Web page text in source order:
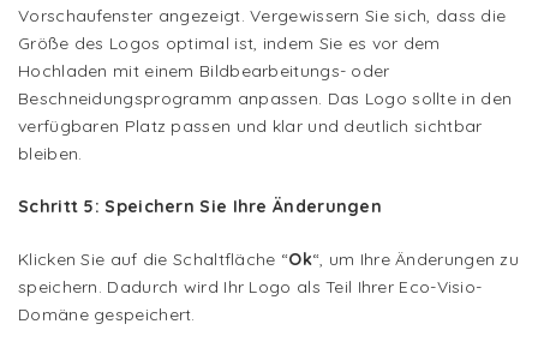
Vorschaufenster angezeigt. Vergewissern Sie sich, dass die
Größe des Logos optimal ist, indem Sie es vor dem
Hochladen mit einem Bildbearbeitungs- oder
Beschneidungsprogramm anpassen. Das Logo sollte in den
verfügbaren Platz passen und klar und deutlich sichtbar
bleiben.
Schritt 5: Speichern Sie Ihre Änderungen
Klicken Sie auf die Schaltfläche “Ok“, um Ihre Änderungen zu
speichern. Dadurch wird Ihr Logo als Teil Ihrer Eco-Visio-
Domäne gespeichert.